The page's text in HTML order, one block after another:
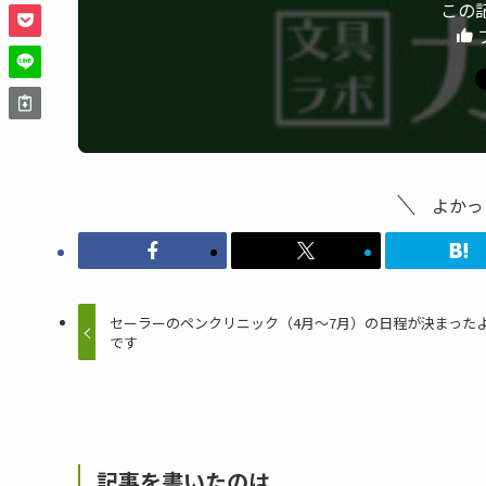
この
よか
セーラーのペンクリニック（4月～7月）の日程が決まった
です